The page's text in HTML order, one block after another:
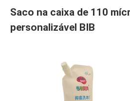
Saco na caixa de 110
personalizável BIB